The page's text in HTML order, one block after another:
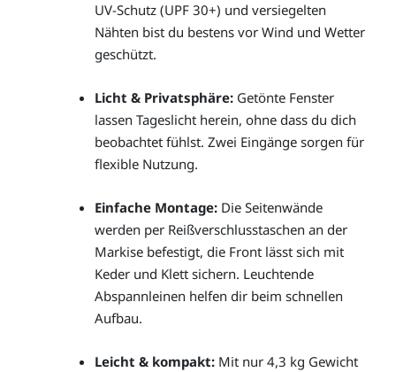
UV-Schutz (UPF 30+) und versiegelten
Nähten bist du bestens vor Wind und Wetter
geschützt.
Licht & Privatsphäre: Getönte Fenster
lassen Tageslicht herein, ohne dass du dich
beobachtet fühlst. Zwei Eingänge sorgen für
flexible Nutzung.
Einfache Montage: Die Seitenwände
werden per Reißverschlusstaschen an der
Markise befestigt, die Front lässt sich mit
Keder und Klett sichern. Leuchtende
Abspannleinen helfen dir beim schnellen
Aufbau.
Leicht & kompakt: Mit nur 4,3 kg Gewicht